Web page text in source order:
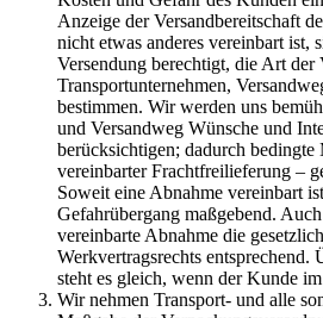
Anzeige der Versandbereitschaft
nicht etwas anderes vereinbart ist,
Versendung berechtigt, die Art der
Transportunternehmen,
bestimmen. Wir werden uns
und Versandweg Wünsche und
berücksichtigen; dadurch bedingte
vereinbarter Frachtfreilieferung –
Soweit eine Abnahme vereinbart
Gefahrübergang maßgebend.
vereinbarte Abnahme die
Werkvertragsrechts entsprechend.
steht es gleich, wenn der Kunde
Wir nehmen Transport- und alle